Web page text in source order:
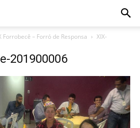
Forrobecê – Forró de Responsa
XIX-
201900006